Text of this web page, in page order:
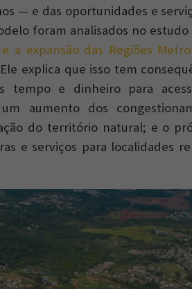
— e das oportunidades e
foram analisados no estudo
a expansão das Regiões
explica que isso tem
tempo e dinheiro para
aumento dos
do território natural; e o
e serviços para localidades